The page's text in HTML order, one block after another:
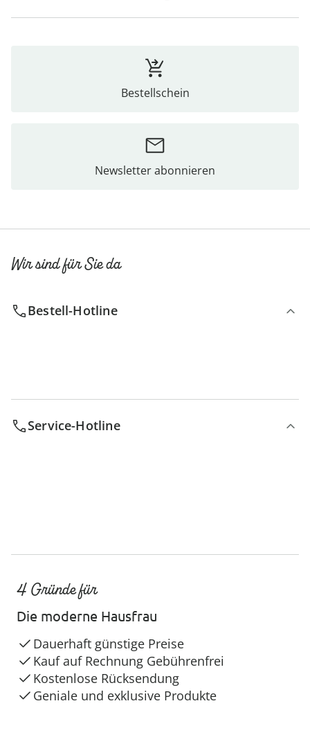
Bestellschein
Newsletter abonnieren
Wir sind für Sie da
Bestell-Hotline
Service-Hotline
4 Gründe für
Die moderne Hausfrau
Dauerhaft günstige Preise
Kauf auf Rechnung Gebührenfrei
Kostenlose Rücksendung
Geniale und exklusive Produkte